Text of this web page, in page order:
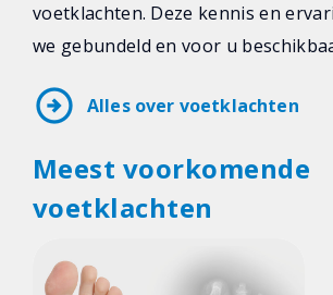
voetklachten. Deze kennis en
we gebundeld en voor u
arrow_circle_right Alles over voetklachten
Meest voorkomende
voetklachten